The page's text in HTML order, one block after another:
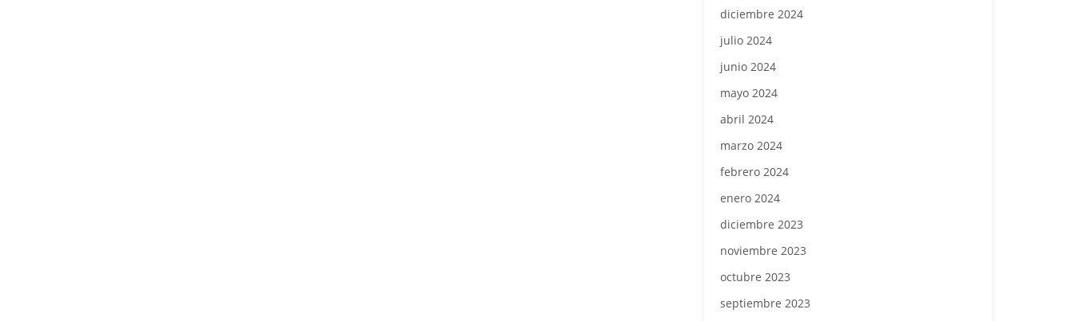
diciembre 2024
julio 2024
junio 2024
mayo 2024
abril 2024
marzo 2024
febrero 2024
enero 2024
diciembre 2023
noviembre 2023
octubre 2023
septiembre 2023